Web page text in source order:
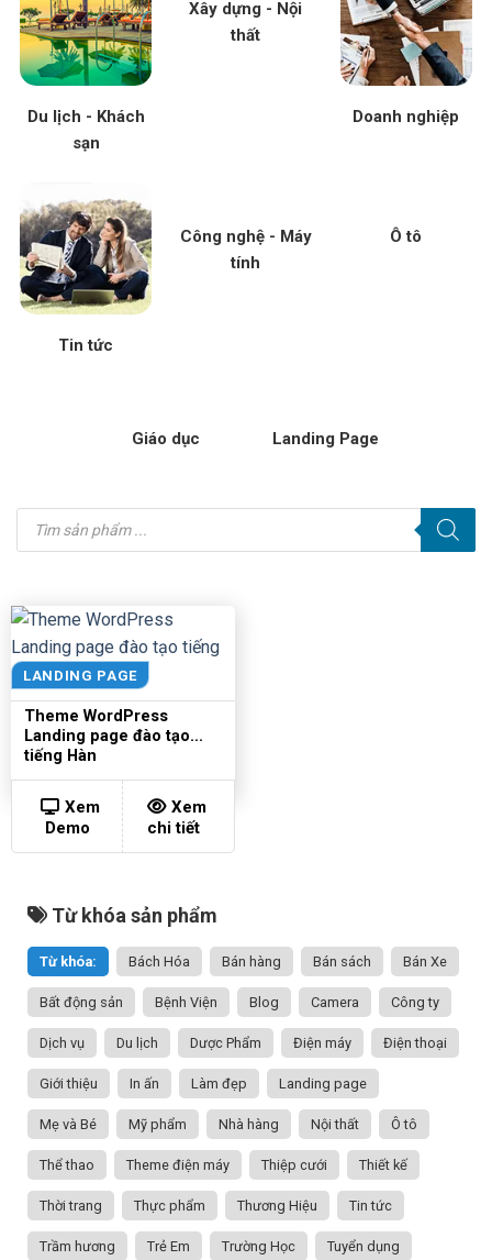
Du lịch - Khách
sạn
Xây dựng - Nội
thất
Doanh nghiệp
Tin tức
Công nghệ - Máy
tính
Ô tô
Giáo dục Landing Page
Tìm
kiếm
sản
LANDING PAGE
Theme WordPress
Landing page đào tạo
tiếng Hàn
Xem
Demo
Xem
chi tiết
Từ khóa sản phẩm
Từ khóa: Bách Hóa Bán hàng Bán sách Bán Xe
Bất động sản Bệnh Viện Blog Camera Công ty
Dịch vụ Du lịch Dược Phẩm Điện máy Điện thoại
Giới thiệu In ấn Làm đẹp Landing page
Mẹ và Bé Mỹ phẩm Nhà hàng Nội thất Ô tô
Thể thao Theme điện máy Thiệp cưới Thiết kế
Thời trang Thực phẩm Thương Hiệu Tin tức
Trầm hương Trẻ Em Trường Học Tuyển dụng